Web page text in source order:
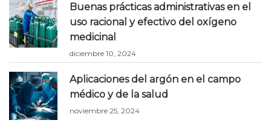
Buenas prácticas administrativas en el
uso racional y efectivo del oxígeno
medicinal
diciembre 10, 2024
Aplicaciones del argón en el campo
médico y de la salud
noviembre 25, 2024